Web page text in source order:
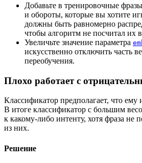
Добавьте в тренировочные
и обороты, которые вы хотите
должны быть равномерно
чтобы алгоритм не посчитал их
Увеличьте значение параметра
искусственно отключить часть
переобучения.
Плохо работает с
Классификатор предполагает, что ему
В итоге классификатор с большим
к какому-либо интенту, хотя фраза не
из них.
Решение